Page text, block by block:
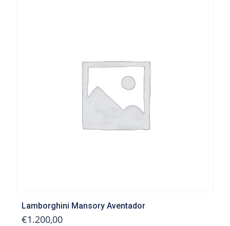
Lamborghini Mansory Aventador
€1.200,00